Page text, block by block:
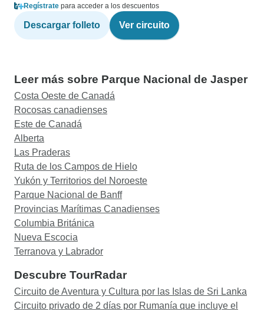
Regístrate para acceder a los descuentos
Descargar folleto Ver circuito
Leer más sobre Parque Nacional de Jasper
Costa Oeste de Canadá
Rocosas canadienses
Este de Canadá
Alberta
Las Praderas
Ruta de los Campos de Hielo
Yukón y Territorios del Noroeste
Parque Nacional de Banff
Provincias Marítimas Canadienses
Columbia Británica
Nueva Escocia
Terranova y Labrador
Descubre TourRadar
Circuito de Aventura y Cultura por las Islas de Sri Lanka
Circuito privado de 2 días por Rumanía que incluye el